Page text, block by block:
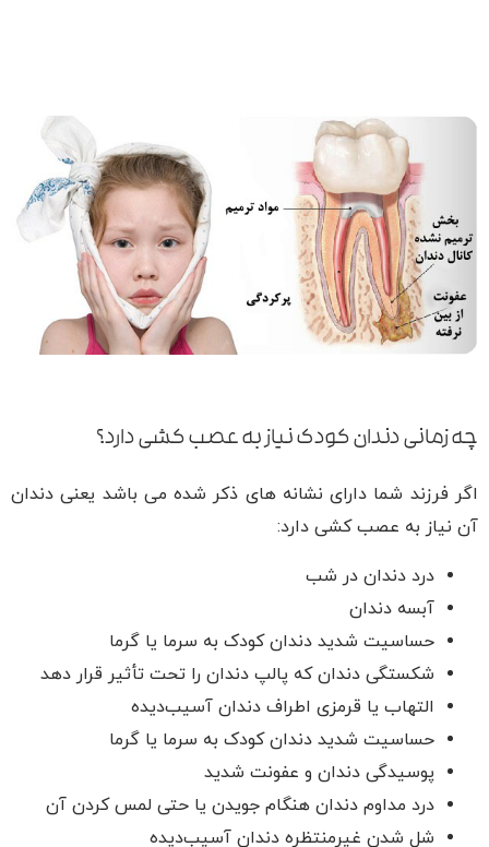
چه زمانی دندان کودک نیاز به عصب کشی دارد؟
اگر فرزند شما دارای نشانه های ذکر شده می باشد یعنی دندان
آن نیاز به عصب کشی دارد:
درد دندان در شب
آبسه دندان
حساسیت شدید دندان کودک به سرما یا گرما
شکستگی دندان که پالپ دندان را تحت تأثیر قرار دهد
التهاب یا قرمزی اطراف دندان آسیب‌دیده
حساسیت شدید دندان کودک به سرما یا گرما
پوسیدگی دندان و عفونت شدید
درد مداوم دندان هنگام جویدن یا حتی لمس کردن آن
شل شدن غیرمنتظره دندان آسیب‌دیده